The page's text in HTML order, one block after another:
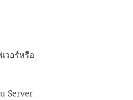
วอร์หรือ
Server